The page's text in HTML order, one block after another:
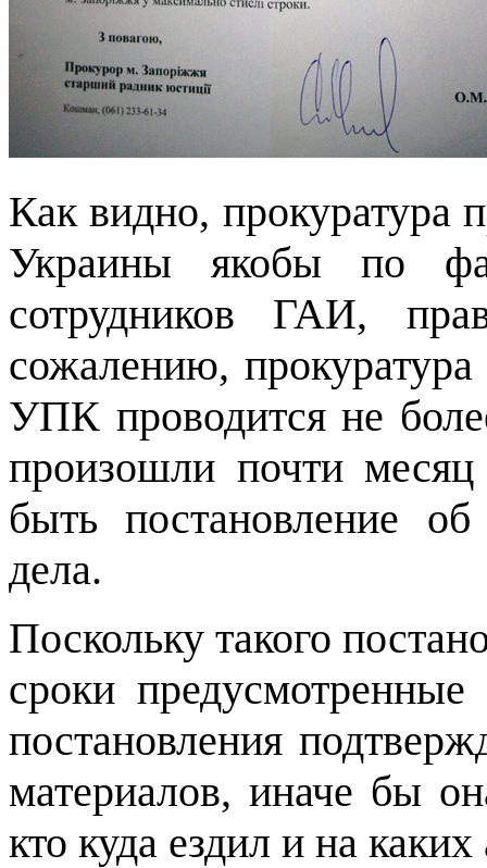
Как видно, прокуратура
Украины якобы по
сотрудников ГАИ,
сожалению,
УПК проводится не
произошли почти
быть постановление
дела.
Поскольку такого
сроки
постановления
материалов, иначе бы
кто куда ездил и на